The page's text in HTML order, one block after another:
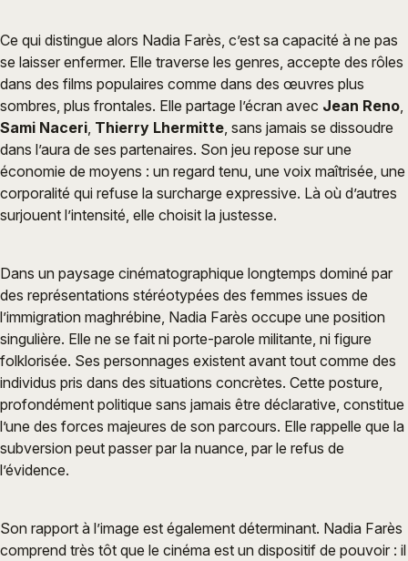
Ce qui distingue alors Nadia Farès, c’est sa capacité à ne pas
se laisser enfermer. Elle traverse les genres, accepte des rôles
dans des films populaires comme dans des œuvres plus
sombres, plus frontales. Elle partage l’écran avec Jean Reno,
Sami Naceri, Thierry Lhermitte, sans jamais se dissoudre
dans l’aura de ses partenaires. Son jeu repose sur une
économie de moyens : un regard tenu, une voix maîtrisée, une
corporalité qui refuse la surcharge expressive. Là où d’autres
surjouent l’intensité, elle choisit la justesse.
Dans un paysage cinématographique longtemps dominé par
des représentations stéréotypées des femmes issues de
l’immigration maghrébine, Nadia Farès occupe une position
singulière. Elle ne se fait ni porte-parole militante, ni figure
folklorisée. Ses personnages existent avant tout comme des
individus pris dans des situations concrètes. Cette posture,
profondément politique sans jamais être déclarative, constitue
l’une des forces majeures de son parcours. Elle rappelle que la
subversion peut passer par la nuance, par le refus de
l’évidence.
Son rapport à l’image est également déterminant. Nadia Farès
comprend très tôt que le cinéma est un dispositif de pouvoir : il